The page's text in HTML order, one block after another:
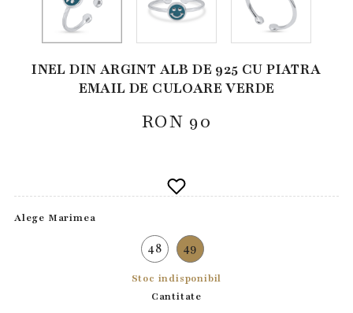
INEL DIN ARGINT ALB DE 925 CU PIATRA
EMAIL DE CULOARE VERDE
RON 90
Alege Marimea
48 49
Stoc indisponibil
Cantitate